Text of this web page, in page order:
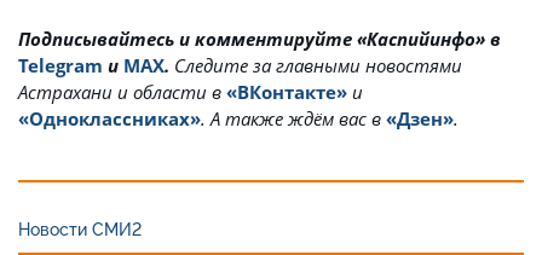
Подписывайтесь и комментируйте «Каспийинфо» в
Telegram и MAX. Cледите за главными новостями
Астрахани и области в «ВКонтакте» и
«Одноклассниках». А также ждём вас в «Дзен».
Новости СМИ2